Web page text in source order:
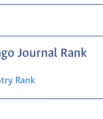
Journal Rank